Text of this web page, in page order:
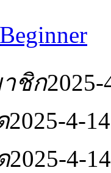
Beginner
ชิก2025-
2025-4-
2025-4-